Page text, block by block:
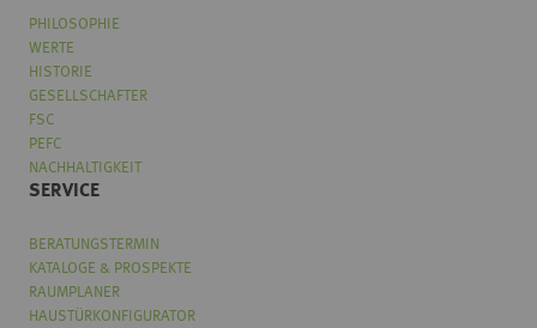
PHILOSOPHIE
WERTE
HISTORIE
GESELLSCHAFTER
FSC
PEFC
NACHHALTIGKEIT
SERVICE
BERATUNGSTERMIN
KATALOGE & PROSPEKTE
RAUMPLANER
HAUSTÜRKONFIGURATOR